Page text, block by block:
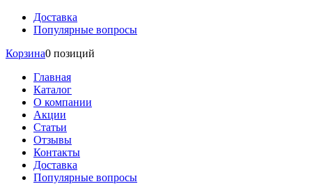
Доставка
Популярные вопросы
Корзина0 позиций
Главная
Каталог
О компании
Акции
Статьи
Отзывы
Контакты
Доставка
Популярные вопросы